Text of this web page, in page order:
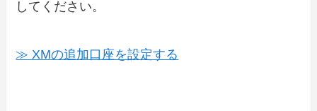
してください。
≫ XMの追加口座を設定する